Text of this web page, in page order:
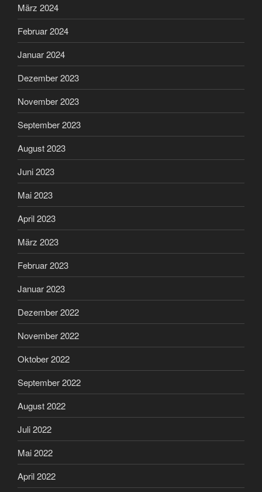
März 2024
Februar 2024
Januar 2024
Dezember 2023
November 2023
September 2023
August 2023
Juni 2023
Mai 2023
April 2023
März 2023
Februar 2023
Januar 2023
Dezember 2022
November 2022
Oktober 2022
September 2022
August 2022
Juli 2022
Mai 2022
April 2022